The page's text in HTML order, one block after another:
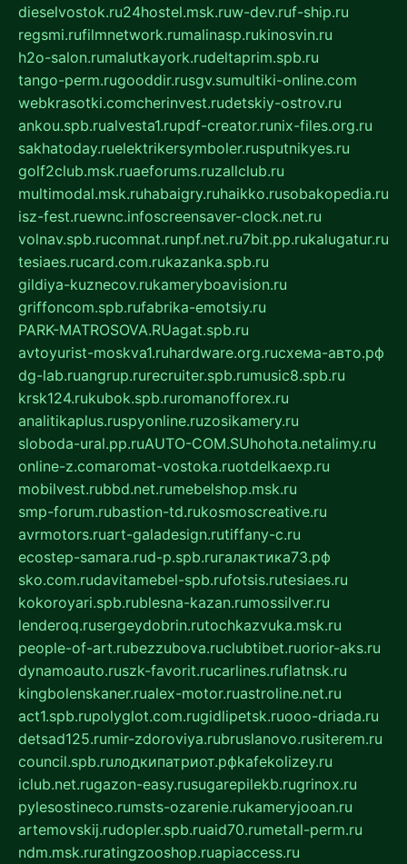
dieselvostok.ru24hostel.msk.ruw-dev.ruf-ship.ru
regsmi.rufilmnetwork.rumalinasp.rukinosvin.ru
h2o-salon.rumalutkayork.rudeltaprim.spb.ru
tango-perm.rugooddir.rusgv.sumultiki-online.com
webkrasotki.comcherinvest.rudetskiy-ostrov.ru
ankou.spb.rualvesta1.rupdf-creator.runix-files.org.ru
sakhatoday.ruelektrikersymboler.rusputnikyes.ru
golf2club.msk.ruaeforums.ruzallclub.ru
multimodal.msk.ruhabaigry.ruhaikko.rusobakopedia.ru
isz-fest.ruewnc.infoscreensaver-clock.net.ru
volnav.spb.rucomnat.runpf.net.ru7bit.pp.rukalugatur.ru
tesiaes.rucard.com.rukazanka.spb.ru
gildiya-kuznecov.rukameryboavision.ru
griffoncom.spb.rufabrika-emotsiy.ru
PARK-MATROSOVA.RUagat.spb.ru
avtoyurist-moskva1.ruhardware.org.ruсхема-авто.рф
dg-lab.ruangrup.rurecruiter.spb.rumusic8.spb.ru
krsk124.rukubok.spb.ruromanofforex.ru
analitikaplus.ruspyonline.ruzosikamery.ru
sloboda-ural.pp.ruAUTO-COM.SUhohota.netalimy.ru
online-z.comaromat-vostoka.ruotdelkaexp.ru
mobilvest.rubbd.net.rumebelshop.msk.ru
smp-forum.rubastion-td.rukosmoscreative.ru
avrmotors.ruart-galadesign.rutiffany-c.ru
ecostep-samara.rud-p.spb.ruгалактика73.рф
sko.com.rudavitamebel-spb.rufotsis.rutesiaes.ru
kokoroyari.spb.rublesna-kazan.rumossilver.ru
lenderoq.rusergeydobrin.rutochkazvuka.msk.ru
people-of-art.rubezzubova.ruclubtibet.ruorior-aks.ru
dynamoauto.ruszk-favorit.rucarlines.ruflatnsk.ru
kingbolenskaner.rualex-motor.ruastroline.net.ru
act1.spb.rupolyglot.com.rugidlipetsk.ruooo-driada.ru
detsad125.rumir-zdoroviya.rubruslanovo.rusiterem.ru
council.spb.ruлодкипатриот.рфkafekolizey.ru
iclub.net.rugazon-easy.rusugarepilekb.rugrinox.ru
pylesostineco.rumsts-ozarenie.rukameryjooan.ru
artemovskij.rudopler.spb.ruaid70.rumetall-perm.ru
ndm.msk.ruratingzooshop.ruapiaccess.ru